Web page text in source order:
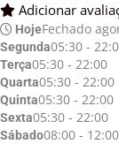
Adicionar
HojeFechado
Segunda05:30 -
Terça05:30 - 22:00
Quarta05:30 - 22:00
Quinta05:30 - 22:00
Sexta05:30 - 22:00
Sábado08:00 - 12:00